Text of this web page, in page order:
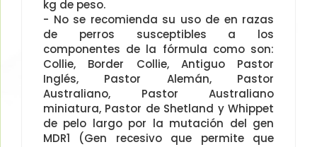
kg de peso.
- No se recomienda su uso de en razas
de perros susceptibles a los
componentes de la fórmula como son:
Collie, Border Collie, Antiguo Pastor
Inglés, Pastor Alemán, Pastor
Australiano, Pastor Australiano
miniatura, Pastor de Shetland y Whippet
de pelo largo por la mutación del gen
MDR1 (Gen recesivo que permite que